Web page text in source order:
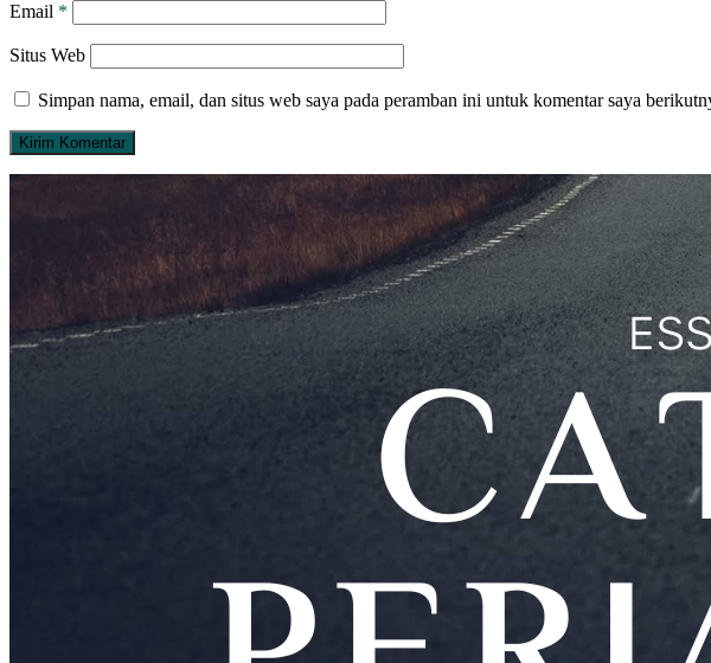
Email *
Situs Web
Simpan nama, email, dan situs web saya pada peramban ini untuk komentar saya